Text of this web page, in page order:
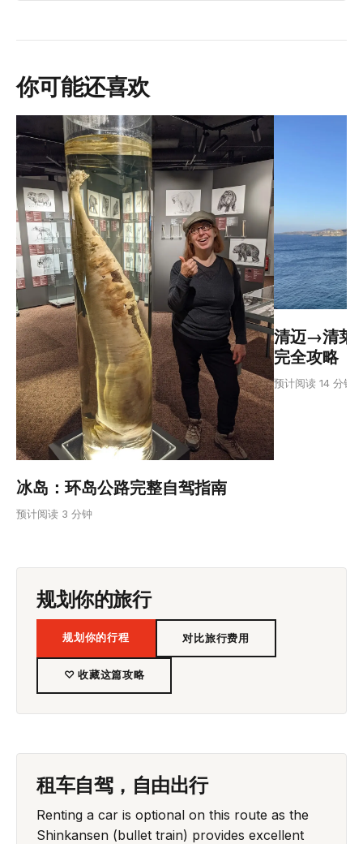
你可能还喜欢
冰岛：环岛公路完整自驾指南
预计阅读 3 分钟
清迈→清莱
完全攻略
预计阅读 14 分钟
规划你的旅行
规划你的行程 对比旅行费用
♡ 收藏这篇攻略
租车自驾，自由出行
Renting a car is optional on this route as the
Shinkansen (bullet train) provides excellent